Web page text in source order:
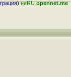
)неRUopennet.me